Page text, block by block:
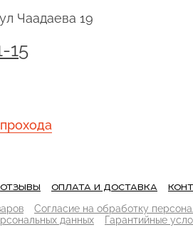
от
не
Чаадаева 19
15
ОТЗЫВЫ ОПЛАТА И ДОСТАВКА
Согласие на обработку
данных
Гарантийные